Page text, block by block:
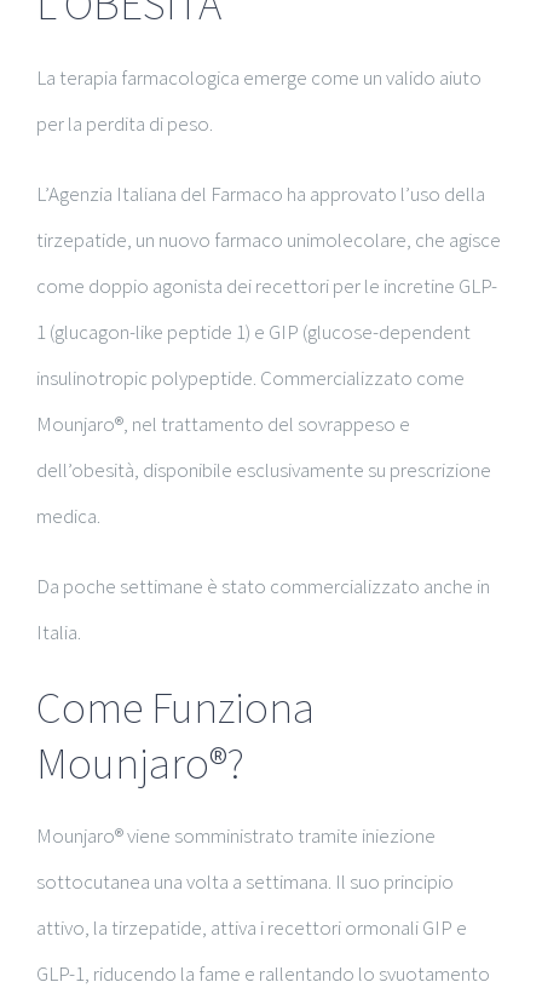
La terapia farmacologica emerge come un valido aiuto
per la perdita di peso.
L’Agenzia Italiana del Farmaco ha approvato l’uso della
tirzepatide, un nuovo farmaco unimolecolare, che agisce
come doppio agonista dei recettori per le incretine GLP-
1 (glucagon-like peptide 1) e GIP (glucose-dependent
insulinotropic polypeptide. Commercializzato come
Mounjaro®, nel trattamento del sovrappeso e
dell’obesità, disponibile esclusivamente su prescrizione
medica.
Da poche settimane è stato commercializzato anche in
Italia.
Come Funziona
Mounjaro®?
Mounjaro® viene somministrato tramite iniezione
sottocutanea una volta a settimana. Il suo principio
attivo, la tirzepatide, attiva i recettori ormonali GIP e
GLP-1, riducendo la fame e rallentando lo svuotamento